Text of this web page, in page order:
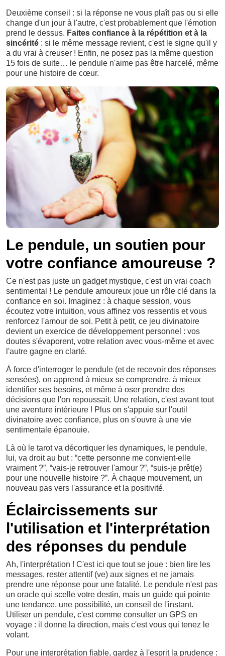
Deuxième conseil : si la réponse ne vous plaît pas ou si elle
change d'un jour à l'autre, c'est probablement que l'émotion
prend le dessus. Faites confiance à la répétition et à la
sincérité : si le même message revient, c'est le signe qu'il y
a du vrai à creuser ! Enfin, ne posez pas la même question
15 fois de suite… le pendule n'aime pas être harcelé, même
pour une histoire de cœur.
Le pendule, un soutien pour
votre confiance amoureuse ?
Ce n'est pas juste un gadget mystique, c'est un vrai coach
sentimental ! Le pendule amoureux joue un rôle clé dans la
confiance en soi. Imaginez : à chaque session, vous
écoutez votre intuition, vous affinez vos ressentis et vous
renforcez l'amour de soi. Petit à petit, ce jeu divinatoire
devient un exercice de développement personnel : vos
doutes s'évaporent, votre relation avec vous-même et avec
l'autre gagne en clarté.
À force d'interroger le pendule (et de recevoir des réponses
sensées), on apprend à mieux se comprendre, à mieux
identifier ses besoins, et même à oser prendre des
décisions que l'on repoussait. Une relation, c'est avant tout
une aventure intérieure ! Plus on s'appuie sur l'outil
divinatoire avec confiance, plus on s'ouvre à une vie
sentimentale épanouie.
Là où le tarot va décortiquer les dynamiques, le pendule,
lui, va droit au but : “cette personne me convient-elle
vraiment ?”, “vais-je retrouver l'amour ?”, “suis-je prêt(e)
pour une nouvelle histoire ?”. À chaque mouvement, un
nouveau pas vers l'assurance et la positivité.
Éclaircissements sur
l'utilisation et l'interprétation
des réponses du pendule
Ah, l'interprétation ! C'est ici que tout se joue : bien lire les
messages, rester attentif (ve) aux signes et ne jamais
prendre une réponse pour une fatalité. Le pendule n'est pas
un oracle qui scelle votre destin, mais un guide qui pointe
une tendance, une possibilité, un conseil de l'instant.
Utiliser un pendule, c'est comme consulter un GPS en
voyage : il donne la direction, mais c'est vous qui tenez le
volant.
Pour une interprétation fiable, gardez à l'esprit la prudence :